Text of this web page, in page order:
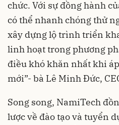
chức. Với sự đồng hành
có thể nhanh chóng thử
xây dựng lộ trình triển
linh hoạt trong phương
điều khó khăn nhất khi
mới”- bà Lê Minh Đức,
Song song, NamiTech
lược về đào tạo và tuyển